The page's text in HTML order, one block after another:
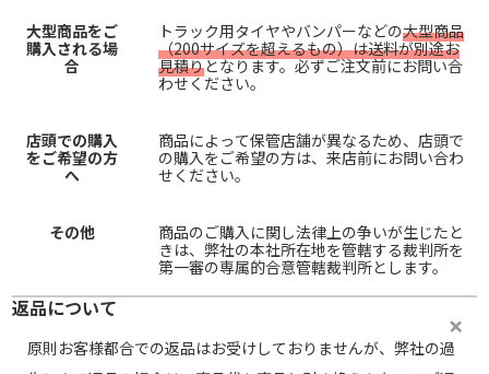
大型商品をご
購入される場
合
トラック用タイヤやバンパーなどの大型商品
（200サイズを超えるもの）は送料が別途お
見積りとなります。必ずご注文前にお問い合
わせください。
店頭での購入
をご希望の方
へ
商品によって保管店舗が異なるため、店頭で
の購入をご希望の方は、来店前にお問い合わ
せください。
その他
商品のご購入に関し法律上の争いが生じたと
きは、弊社の本社所在地を管轄する裁判所を
第一審の専属的合意管轄裁判所とします。
返品について
原則お客様都合での返品はお受けしておりませんが、弊社の過